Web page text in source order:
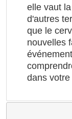
elle vaut
d'autres
que le
nouvelles
dans